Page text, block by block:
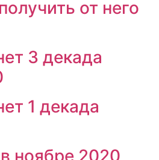
от него
3 декада
1 декада